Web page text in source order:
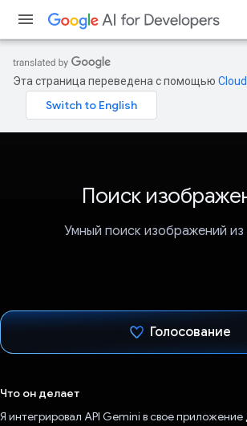
Эта страница переведена с помощью
Поиск
Умный поиск изображений из
Голосование
Что он делает
Я интегрировал API Gemini в свое